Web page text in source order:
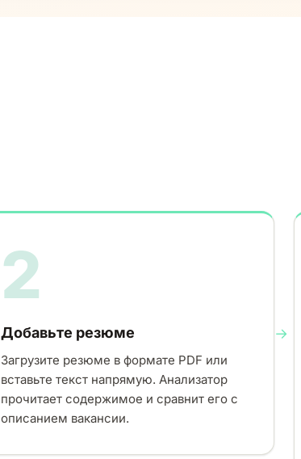
2
Добавьте резюме
Загрузите резюме в формате PDF или
вставьте текст напрямую. Анализатор
прочитает содержимое и сравнит его с
описанием вакансии.